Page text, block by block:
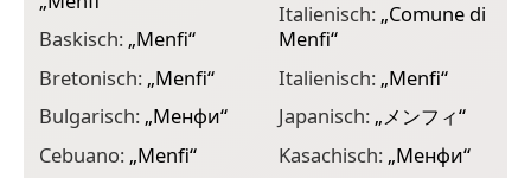
Baskisch: „Menfi“
Bretonisch: „Menfi“
Bulgarisch: „Менфи“
Cebuano: „Menfi“
Italienisch: „Comune di
Menfi“
Italienisch: „Menfi“
Japanisch: „メンフィ“
Kasachisch: „Менфи“